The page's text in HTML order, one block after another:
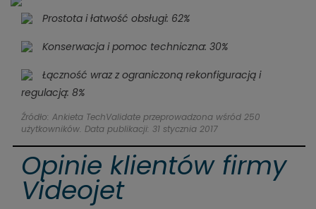
Prostota i łatwość obsługi: 62%
Konserwacja i pomoc techniczna: 30%
Łączność wraz z ograniczoną rekonfiguracją i
regulacją: 8%
Źródło: Ankieta TechValidate przeprowadzona wśród 250
użytkowników. Data publikacji: 31 stycznia 2017
Opinie klientów firmy
Videojet